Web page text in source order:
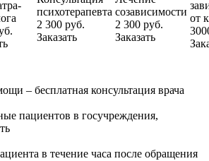
психотерапевта
2 300 руб.
Заказать
созависимости
2 300 руб.
Заказать
от
– бесплатная консультация врача
пациентов в госучреждения,
в течение часа после обращения